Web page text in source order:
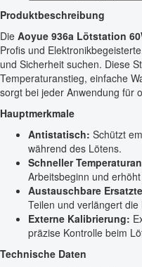
Produktbeschreibung
Die Aoyue 936a Lötstation
Profis und
und Sicherheit suchen. Diese
Temperaturanstieg, einfache
sorgt bei jeder Anwendung für
Hauptmerkmale
Antistatisch: Schützt
während des Lötens.
Schneller
Arbeitsbeginn und
Austauschbare
Teilen und verlängert
Externe Kalibrierung:
präzise Kontrolle beim
Technische Daten